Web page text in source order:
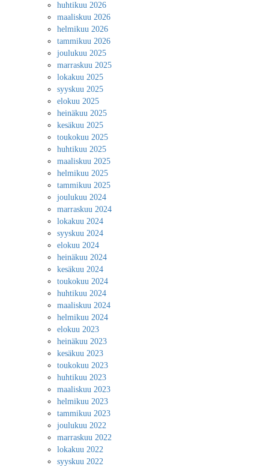
huhtikuu 2026
maaliskuu 2026
helmikuu 2026
tammikuu 2026
joulukuu 2025
marraskuu 2025
lokakuu 2025
syyskuu 2025
elokuu 2025
heinäkuu 2025
kesäkuu 2025
toukokuu 2025
huhtikuu 2025
maaliskuu 2025
helmikuu 2025
tammikuu 2025
joulukuu 2024
marraskuu 2024
lokakuu 2024
syyskuu 2024
elokuu 2024
heinäkuu 2024
kesäkuu 2024
toukokuu 2024
huhtikuu 2024
maaliskuu 2024
helmikuu 2024
elokuu 2023
heinäkuu 2023
kesäkuu 2023
toukokuu 2023
huhtikuu 2023
maaliskuu 2023
helmikuu 2023
tammikuu 2023
joulukuu 2022
marraskuu 2022
lokakuu 2022
syyskuu 2022